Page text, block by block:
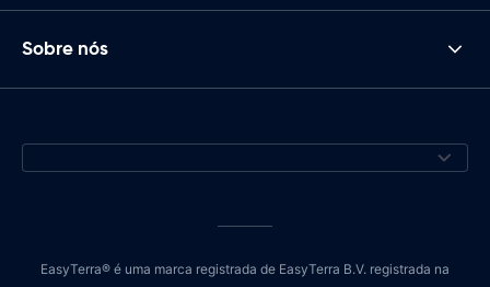
Sobre nós
EasyTerra® é uma marca registrada de EasyTerra B.V. registrada na